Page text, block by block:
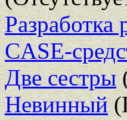
CASE-
Две сестры
Невинный